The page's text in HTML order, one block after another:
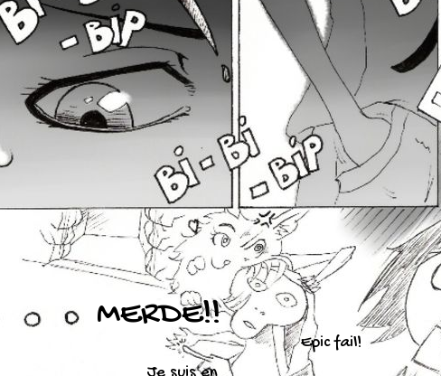
MERDE!!
Epic fail!